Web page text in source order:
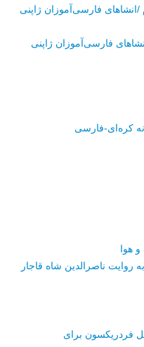
فارسی‌آموزان ژاپنی
تومان.
کره‌ای-فارسی
تومان.
روایت ناصرالدین شاه قاجار
تومان.
فردریکسون برای